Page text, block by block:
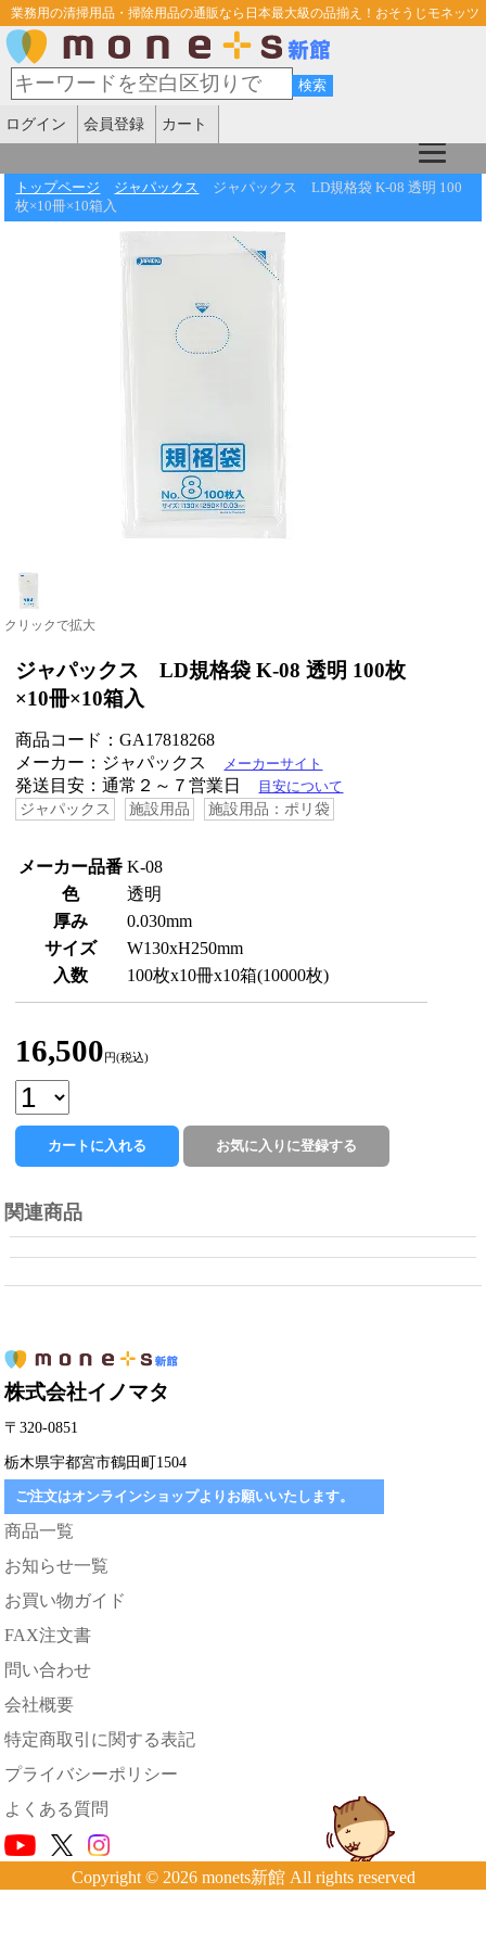
業務用の清掃用品・掃除用品の通販なら日本最大級の品揃え！おそうじモネッツ
ログイン 会員登録 カート
トップページ ジャパックス
ジャパックス LD規格袋 K-08 透明 100
枚×10冊×10箱入
クリックで拡大
ジャパックス LD規格袋 K-08 透明 100枚
×10冊×10箱入
商品コード：GA17818268
メーカー：ジャパックス
メーカーサイト
発送目安：通常２～７営業日 目安について
ジャパックス 施設用品 施設用品：ポリ袋
メーカー品番 K-08
色
透明
厚み
0.030mm
サイズ
W130xH250mm
入数
100枚x10冊x10箱(10000枚)
16,500 円(税込)
関連商品
株式会社イノマタ
〒320-0851
栃木県宇都宮市鶴田町1504
ご注文はオンラインショップよりお願いいたします。
商品一覧
お知らせ一覧
お買い物ガイド
FAX注文書
問い合わせ
会社概要
特定商取引に関する表記
プライバシーポリシー
よくある質問
Copyright © 2026 monets新館 All rights reserved